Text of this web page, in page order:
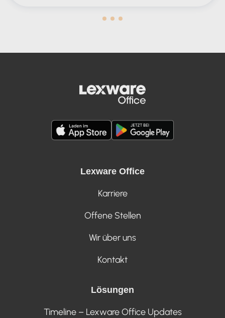
Lexware Office
Karriere
Offene Stellen
Wir über uns
Kontakt
Lösungen
Timeline – Lexware Office Updates